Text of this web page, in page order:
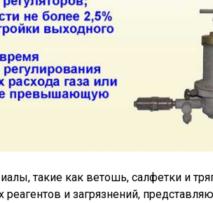
такие как ветошь, салфетки и
реагентов и загрязнений,